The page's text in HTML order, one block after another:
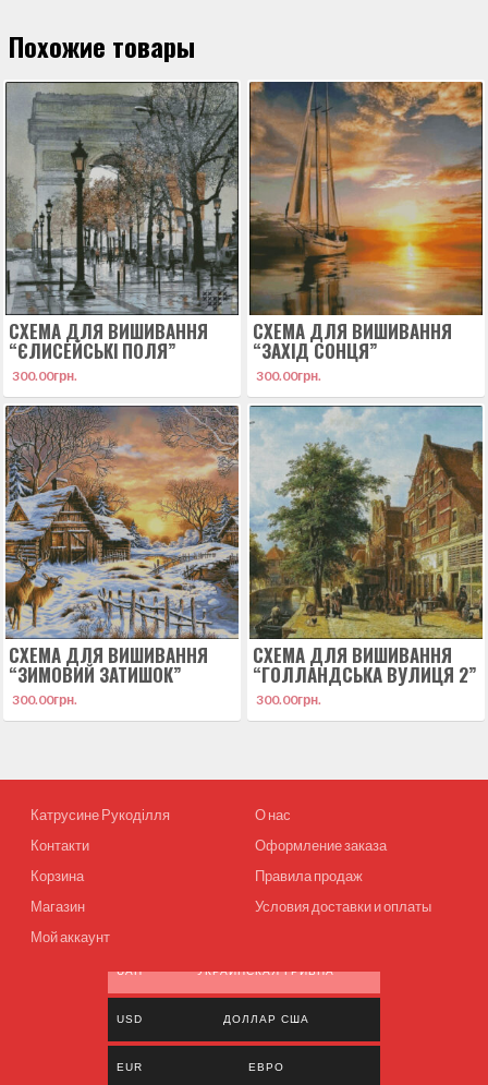
Похожие товары
СХЕМА ДЛЯ ВИШИВАННЯ
“ЄЛИСЕЙСЬКІ ПОЛЯ”
300.00грн.
СХЕМА ДЛЯ ВИШИВАННЯ
“ЗАХІД СОНЦЯ”
300.00грн.
СХЕМА ДЛЯ ВИШИВАННЯ
“ЗИМОВИЙ ЗАТИШОК”
300.00грн.
СХЕМА ДЛЯ ВИШИВАННЯ
“ГОЛЛАНДСЬКА ВУЛИЦЯ 2”
300.00грн.
Катрусине Рукоділля
Контакти
Корзина
Магазин
Мой аккаунт
О нас
Оформление заказа
Правила продаж
Условия доставки и оплаты
UAH УКРАИНСКАЯ ГРИВНА
USD ДОЛЛАР США
EUR ЕВРО